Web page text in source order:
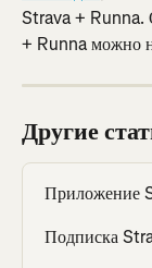
Strava +
+ Runna можно
Другие
Приложение
Подписка